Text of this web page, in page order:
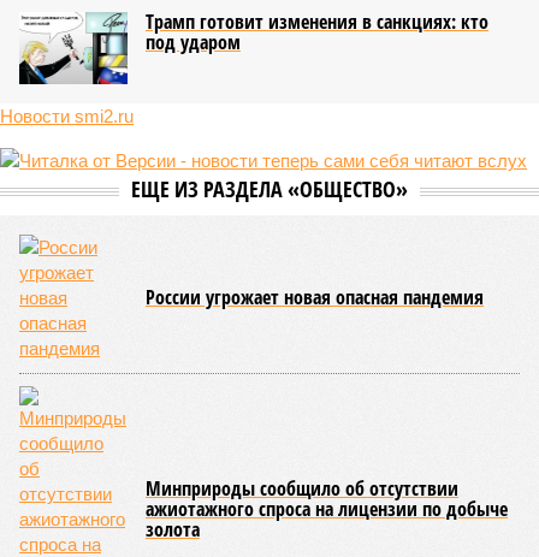
Трамп готовит изменения в санкциях: кто
под ударом
Новости smi2.ru
ЕЩЕ ИЗ РАЗДЕЛА «ОБЩЕСТВО»
России угрожает новая опасная пандемия
Минприроды сообщило об отсутствии
ажиотажного спроса на лицензии по добыче
золота